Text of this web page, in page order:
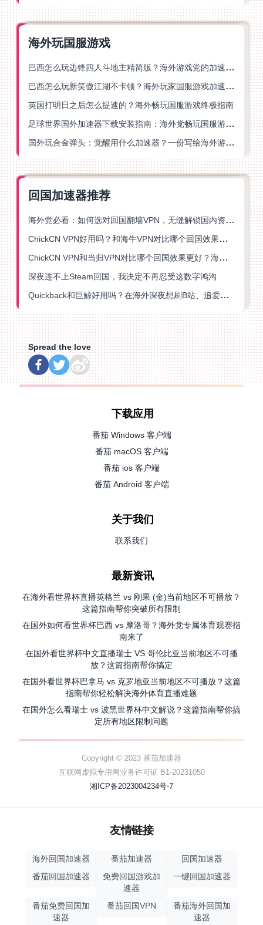
海外玩国服游戏
巴西怎么玩边锋四人斗地主精简版？海外游戏党的加速器终极选择
巴西怎么玩新笑傲江湖不卡顿？海外玩家国服游戏加速终极指南（附猫和老鼠一梦江湖实测）
英国打明日之后怎么提速的？海外畅玩国服游戏终极指南
足球世界国外加速器下载安装指南：海外党畅玩国服游戏的终极解决方案
国外玩合金弹头：觉醒用什么加速器？一份写给海外游子的畅玩指南
回国加速器推荐
海外党必看：如何选对回国翻墙VPN，无缝解锁国内资源？
ChickCN VPN好用吗？和海牛VPN对比哪个回国效果更好？
ChickCN VPN和当归VPN对比哪个回国效果更好？海外党亲测后选了它
深夜连不上Steam回国，我决定不再忍受这数字鸿沟
Quickback和巨鲸好用吗？在海外深夜想刷B站、追爱奇艺的你，或许正需要这份答案
Spread the love
下载应用
番茄 Windows 客户端
番茄 macOS 客户端
番茄 ios 客户端
番茄 Android 客户端
关于我们
联系我们
最新资讯
在海外看世界杯直播英格兰 vs 刚果 (金)当前地区不可播放？
这篇指南帮你突破所有限制
在国外如何看世界杯巴西 vs 摩洛哥？海外党专属体育观赛指
南来了
在国外看世界杯中文直播瑞士 VS 哥伦比亚当前地区不可播
放？这篇指南帮你搞定
在国外看世界杯巴拿马 vs 克罗地亚当前地区不可播放？这篇
指南帮你轻松解决海外体育直播难题
在国外怎么看瑞士 vs 波黑世界杯中文解说？这篇指南帮你搞
定所有地区限制问题
Copyright © 2023 番茄加速器
互联网虚拟专用网业务许可证 B1-20231050
湘ICP备2023004234号-7
友情链接
海外回国加速器 番茄加速器
回国加速器
番茄回国加速器
免费回国游戏加
速器
一键回国加速器
番茄免费回国加
速器
番茄回国VPN
番茄海外回国加
速器